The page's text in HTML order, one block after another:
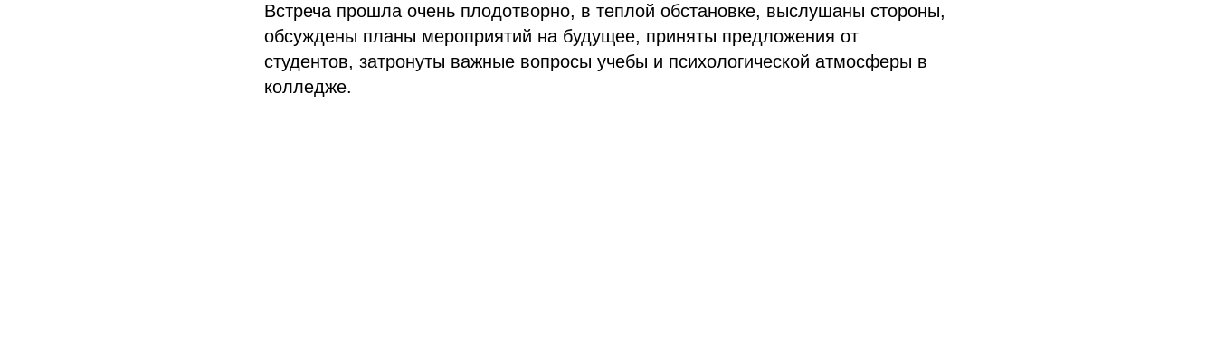
Встреча прошла очень плодотворно, в теплой обстановке, выслушаны стороны,
обсуждены планы мероприятий на будущее, приняты предложения от
студентов, затронуты важные вопросы учебы и психологической атмосферы в
колледже.